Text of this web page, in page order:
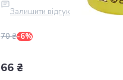
Залишити відгук
70 ₴-6%
66 ₴